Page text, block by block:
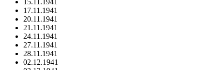
15.11.1941
17.11.1941
20.11.1941
21.11.1941
24.11.1941
27.11.1941
28.11.1941
02.12.1941